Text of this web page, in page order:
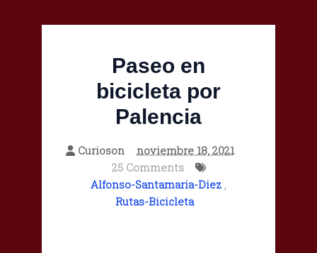
Paseo en
bicicleta por
Palencia
Curioson
noviembre 18, 2021
25 Comments
Alfonso-Santamaria-Diez ,
Rutas-Bicicleta